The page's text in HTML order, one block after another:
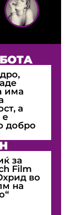
има
а
е
добро
за
Film
во
на